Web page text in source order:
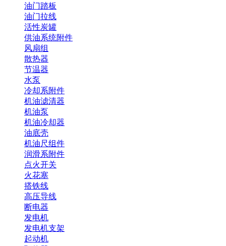
油门踏板
油门拉线
活性炭罐
供油系统附件
风扇组
散热器
节温器
水泵
冷却系附件
机油滤清器
机油泵
机油冷却器
油底壳
机油尺组件
润滑系附件
点火开关
火花塞
搭铁线
高压导线
断电器
发电机
发电机支架
起动机